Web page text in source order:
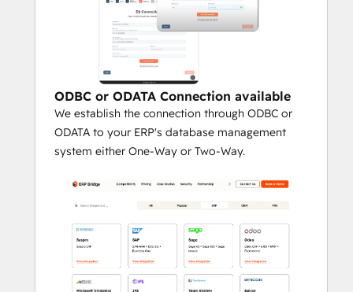
sync and enrich your deals - for
instance, sync a quote made on SAP
B1 in HubSpot with new information
that your Sales team has collected
and updated;
better manage the after-sales
process - automate all those emails
accounting to set up the new
company;
ODBC or ODATA Connection available
We establish the connection through ODBC or
ODATA to your ERP's database management
system either One-Way or Two-Way.